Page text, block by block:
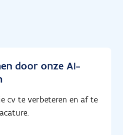
door onze AI-
cv te verbeteren en af te